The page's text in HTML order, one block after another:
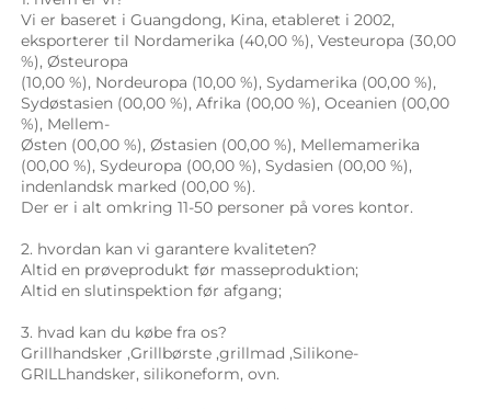
Vi er baseret i Guangdong, Kina, etableret i 2002,
eksporterer til Nordamerika (40,00 %), Vesteuropa (30,00
%), Østeuropa
(10,00 %), Nordeuropa (10,00 %), Sydamerika (00,00 %),
Sydøstasien (00,00 %), Afrika (00,00 %), Oceanien (00,00
%), Mellem-
Østen (00,00 %), Østasien (00,00 %), Mellemamerika
(00,00 %), Sydeuropa (00,00 %), Sydasien (00,00 %),
indenlandsk marked (00,00 %).
Der er i alt omkring 11-50 personer på vores kontor.
2. hvordan kan vi garantere kvaliteten?
Altid en prøveprodukt før masseproduktion;
Altid en slutinspektion før afgang;
3. hvad kan du købe fra os?
Grillhandsker ,Grillbørste ,grillmad ,Silikone-
GRILLhandsker, silikoneform, ovn.